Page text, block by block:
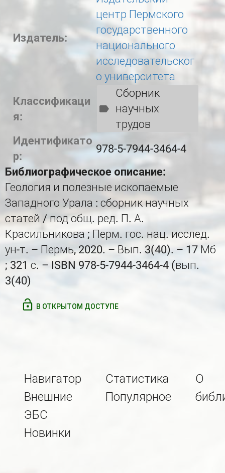
Издатель:
центр Пермского
государственного
национального
исследовательског
о университета
Классификаци
я:
Сборник
научных
трудов
Идентификато
р:
978-5-7944-3464-4
Библиографическое описание:
Геология и полезные ископаемые
Западного Урала : сборник научных
статей / под общ. ред. П. А.
Красильникова ; Перм. гос. нац. исслед.
ун-т. – Пермь, 2020. – Вып. 3(40). – 17 Мб
; 321 с. – ISBN 978-5-7944-3464-4 (вып.
3(40)
В ОТКРЫТОМ ДОСТУПЕ
Навигатор
Внешние
ЭБС
Новинки
Статистика
Популярное
О